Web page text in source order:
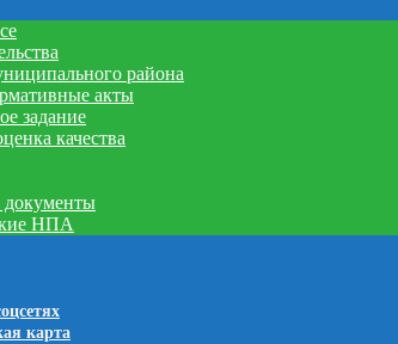
района
акты
задание
качества
НПА
карта